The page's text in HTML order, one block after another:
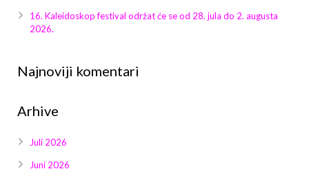
Galerija 2022
Galerija 2025
16. Kaleidoskop festival održat će se od 28. jula do 2. augusta
2026.
Najnoviji komentari
Arhive
Juli 2026
Juni 2026